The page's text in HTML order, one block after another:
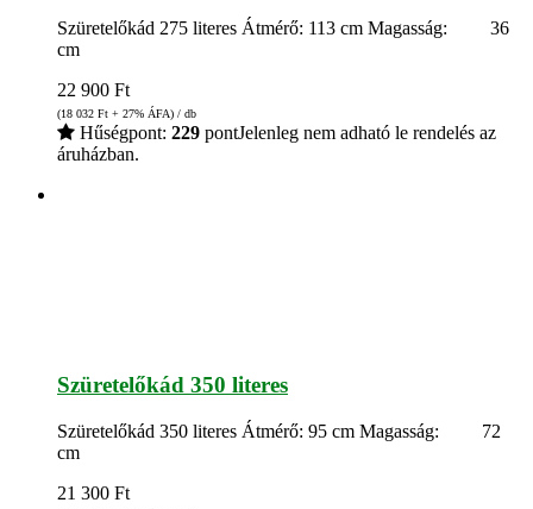
Szüretelőkád 275 literes Átmérő: 113 cm Magasság: 36
cm
22 900 Ft
(18 032 Ft + 27% ÁFA) / db
Hűségpont: 229 pontJelenleg nem adható le rendelés az
áruházban.
Szüretelőkád 350 literes
Szüretelőkád 350 literes Átmérő: 95 cm Magasság: 72
cm
21 300 Ft